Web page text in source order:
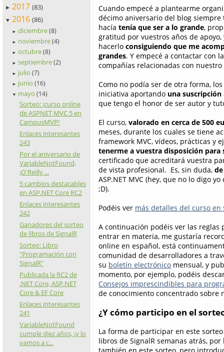
► 2017 (83)
▼ 2016 (86)
► diciembre (8)
► noviembre (4)
► octubre (8)
► septiembre (2)
► julio (7)
► junio (16)
▼ mayo (14)
Sorteo: ¡curso online
de ASPNET MVC 5 en
CampusMVP!
Enlaces interesantes
243
Por el aniversario de
VariableNotFound,
¡O'Reilly ...
5 cambios destacables
en ASP.NET Core RC2
Enlaces interesantes
242
Ganadores del sorteo
de libros de SignalR
Sorteo: Libro
"Programación con
SignalR"
Publicada la RC2 de
.NET Core, ASP.NET
Core & EF Core
Enlaces interesantes
241
VariableNotFound
cumple diez años, ¡y lo
vamos a c...
Cuando empecé a plantearme
décimo aniversario del blog siempre
hacía tenía que ser a lo grande,
gratitud por vuestros años de apoyo,
hacerlo consiguiendo que me
grandes. Y empecé a contactar con
compañías relacionadas con nuestro
Como no podía ser de otra forma,
iniciativa aportando una
que tengo el honor de ser autor y
El curso, valorado en cerca de 500
meses, durante los cuales se tiene
framework MVC, vídeos, prácticas y
tenerme a vuestra disposición para
certificado que acreditará vuestra
de vista profesional. Es, sin duda,
ASP.NET MVC (hey, que no lo digo
;D).
Podéis ver más detalles del curso
A continuación podéis ver las
entrar en materia, me gustaría
online en español, está
comunidad de desarrolladores a
su boletín electrónico mensual, y
momento, por ejemplo, podéis
Consejos imprescindibles para
de conocimiento concentrado sobre
¿Y cómo participo en el
La forma de participar en este
libros de SignalR semanas atrás,
también en este sorteo, pero